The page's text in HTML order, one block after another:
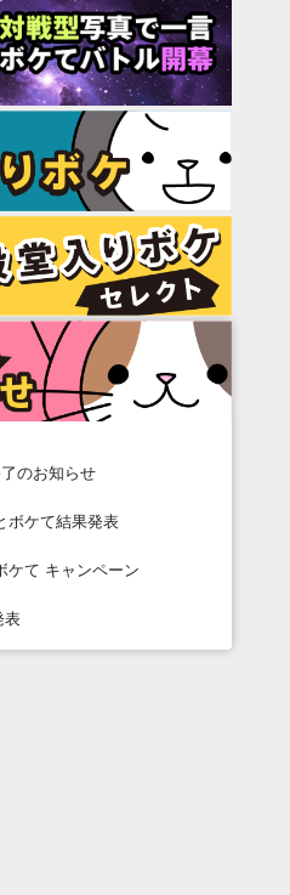
のお知らせ
ボケて結果発表
ケて キャンペーン
表